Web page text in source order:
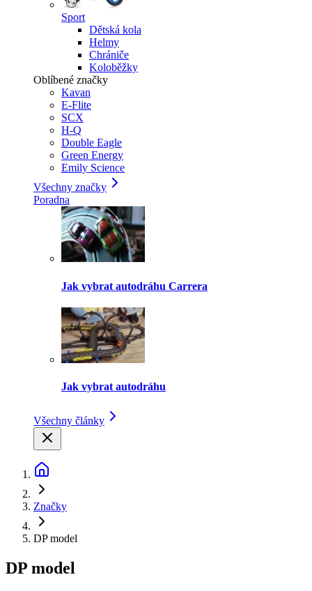
Sport
Dětská kola
Helmy
Chrániče
Koloběžky
Oblíbené značky
Kavan
E-Flite
SCX
H-Q
Double Eagle
Green Energy
Emily Science
Všechny značky
Poradna
Jak vybrat autodráhu Carrera
Jak vybrat autodráhu
Všechny články
Značky
DP model
DP model